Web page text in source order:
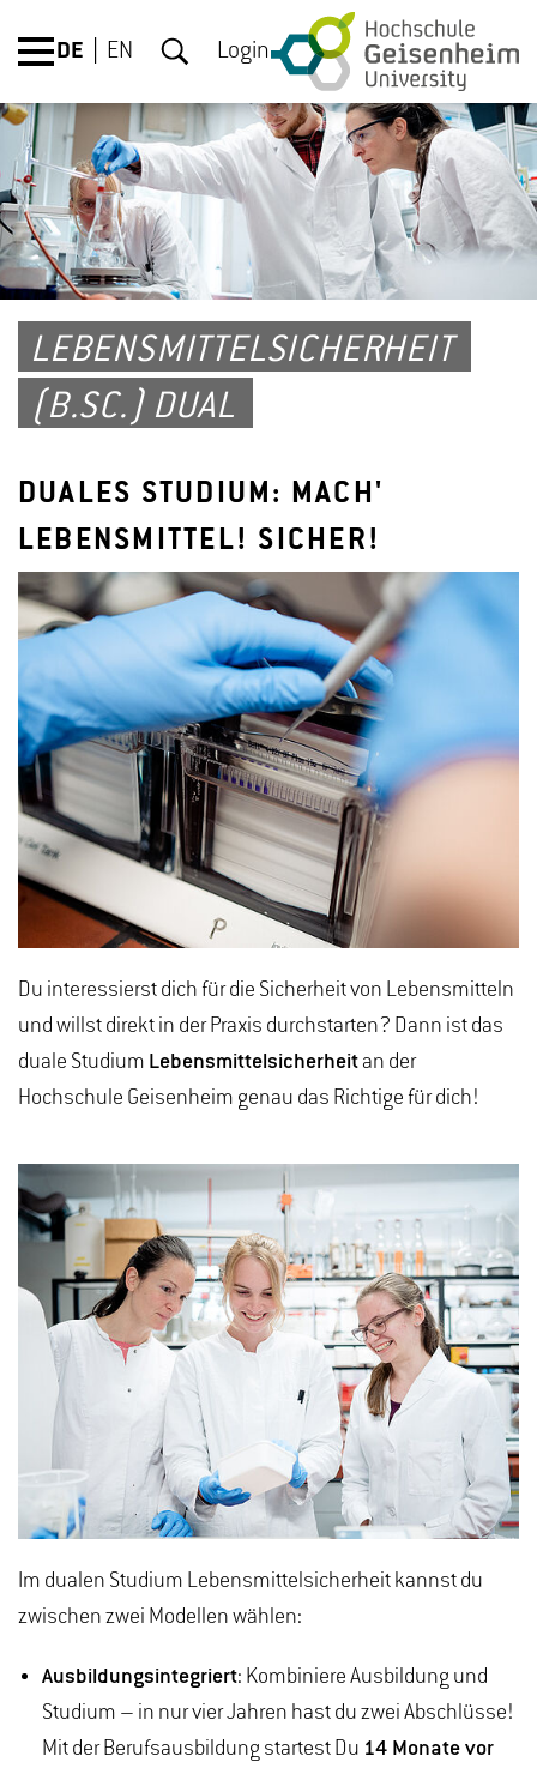
DE EN Login
LEBENSMITTELSICHERHEIT
(B.SC.) DUAL
DUALES STUDIUM: MACH'
LEBENSMITTEL! SICHER!
Du interessierst dich für die Sicherheit von Lebensmitteln
und willst direkt in der Praxis durchstarten? Dann ist das
duale Studium Lebensmittelsicherheit an der
Hochschule Geisenheim genau das Richtige für dich!
Im dualen Studium Lebensmittelsicherheit kannst du
zwischen zwei Modellen wählen:
Ausbildungsintegriert: Kombiniere Ausbildung und
Studium – in nur vier Jahren hast du zwei Abschlüsse!
Mit der Berufsausbildung startest Du 14 Monate vor